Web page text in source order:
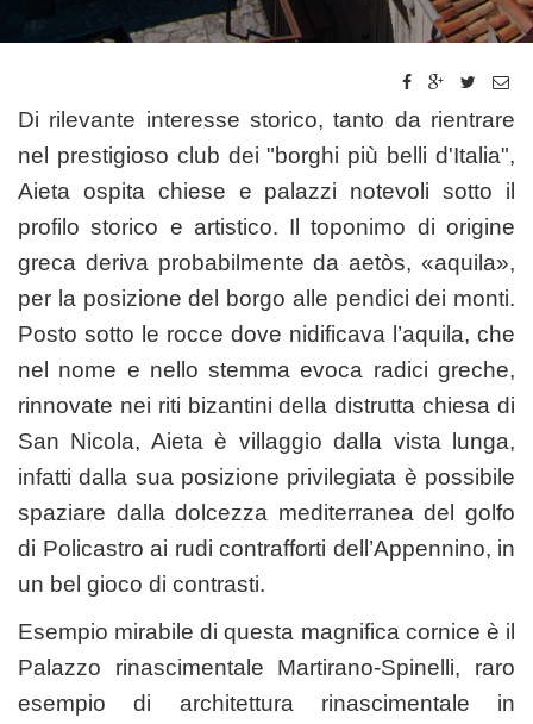
Di rilevante interesse storico, tanto da rientrare
nel prestigioso club dei "borghi più belli d'Italia",
Aieta ospita chiese e palazzi notevoli sotto il
profilo storico e artistico. Il toponimo di origine
greca deriva probabilmente da aetòs, «aquila»,
per la posizione del borgo alle pendici dei monti.
Posto sotto le rocce dove nidificava l’aquila, che
nel nome e nello stemma evoca radici greche,
rinnovate nei riti bizantini della distrutta chiesa di
San Nicola, Aieta è villaggio dalla vista lunga,
infatti dalla sua posizione privilegiata è possibile
spaziare dalla dolcezza mediterranea del golfo
di Policastro ai rudi contrafforti dell’Appennino, in
un bel gioco di contrasti.
Esempio mirabile di questa magnifica cornice è il
Palazzo rinascimentale Martirano-Spinelli, raro
esempio di architettura rinascimentale in